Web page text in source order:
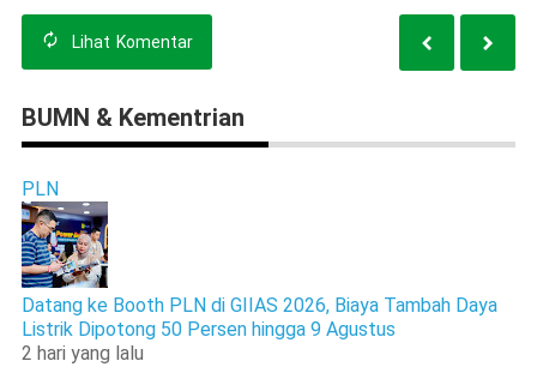
Lihat Komentar
BUMN & Kementrian
PLN
Datang ke Booth PLN di GIIAS 2026, Biaya Tambah Daya
Listrik Dipotong 50 Persen hingga 9 Agustus
2 hari yang lalu